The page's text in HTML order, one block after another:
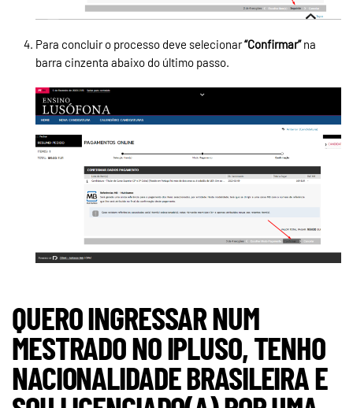
Para concluir o processo deve selecionar“Confirmar”na
barra cinzenta abaixo do último passo.
QUERO INGRESSAR NUM
MESTRADO NO IPLUSO, TENHO
NACIONALIDADE BRASILEIRA E